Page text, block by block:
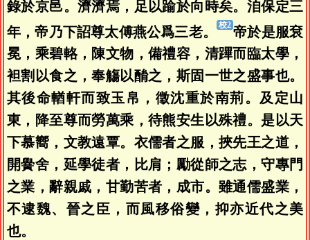
錄於京邑。濟濟焉，足以踰於向時矣。洎保定三
年，帝乃下詔尊太傅燕公爲三老。
帝於是服袞
冕，乘碧輅，陳文物，備禮容，清蹕而臨太學，
袒割以食之，奉觴以酳之，斯固一世之盛事也。
其後命輶軒而致玉帛，徵沈重於南荊。及定山
東，降至尊而勞萬乘，待熊安生以殊禮。是以天
下慕嚮，文教遠覃。衣儒者之服，挾先王之道，
開黌舍，延學徒者，比肩；勵從師之志，守專門
之業，辭親戚，甘勤苦者，成市。雖通儒盛業，
不逮魏、晉之臣，而風移俗變，抑亦近代之美
也。